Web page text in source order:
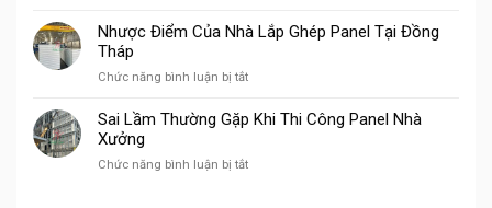
Tại
Vũng
Thọ
Của
Panel
Bao
Nhược Điểm Của Nhà Lắp Ghép Panel Tại Đồng
Tháp
Chức năng bình luận bị tắtở
Điểm
Lắp
Sai Lầm Thường Gặp Khi Thi Công Panel Nhà
Xưởng
Chức năng bình luận bị tắtở